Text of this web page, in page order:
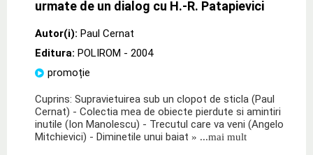
urmate de un dialog cu H.-R. Patapievici
Autor(i): Paul Cernat
Editura: POLIROM - 2004
promoție
Cuprins: Supravietuirea sub un clopot de sticla (Paul
Cernat) - Colectia mea de obiecte pierdute si amintiri
inutile (Ion Manolescu) - Trecutul care va veni (Angelo
Mitchievici) - Diminetile unui baiat » ...mai mult